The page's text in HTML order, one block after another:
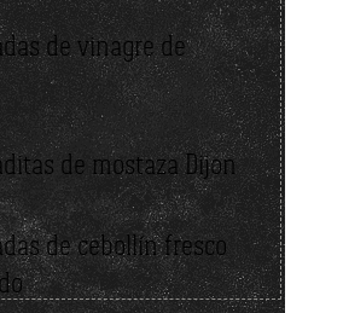
de vinagre de
de mostaza Dijon
de cebollín fresco